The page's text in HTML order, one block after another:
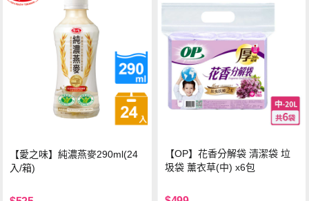
【愛之味】純濃燕麥290ml(24
入/箱)
【OP】花香分解袋 清潔袋 垃
圾袋 薰衣草(中) x6包